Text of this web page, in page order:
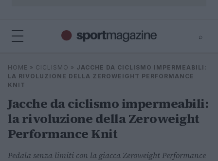
⌕
Cerca
⌕ ×
HOME » CICLISMO » JACCHE DA CICLISMO IMPERMEABILI:
LA RIVOLUZIONE DELLA ZEROWEIGHT PERFORMANCE
KNIT
Jacche da ciclismo impermeabili:
la rivoluzione della Zeroweight
Performance Knit
Pedala senza limiti con la giacca Zeroweight Performance